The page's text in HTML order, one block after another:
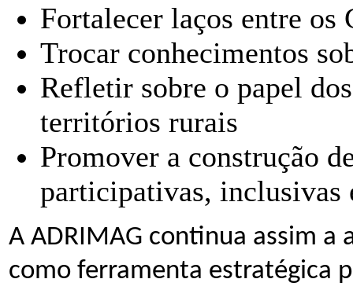
Fortalecer laços entre os
Trocar conhecimentos
Refletir sobre o papel
territórios rurais
Promover a construção
participativas, inclusivas
A ADRIMAG continua assim
como ferramenta estratégica